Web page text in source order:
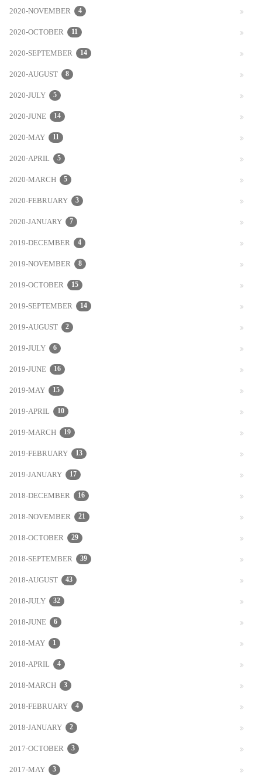
2020-NOVEMBER 4
2020-OCTOBER 11
2020-SEPTEMBER 14
2020-AUGUST 8
2020-JULY 5
2020-JUNE 14
2020-MAY 11
2020-APRIL 5
2020-MARCH 5
2020-FEBRUARY 3
2020-JANUARY 7
2019-DECEMBER 4
2019-NOVEMBER 8
2019-OCTOBER 15
2019-SEPTEMBER 14
2019-AUGUST 2
2019-JULY 6
2019-JUNE 16
2019-MAY 15
2019-APRIL 10
2019-MARCH 19
2019-FEBRUARY 13
2019-JANUARY 17
2018-DECEMBER 16
2018-NOVEMBER 21
2018-OCTOBER 29
2018-SEPTEMBER 39
2018-AUGUST 43
2018-JULY 32
2018-JUNE 6
2018-MAY 1
2018-APRIL 4
2018-MARCH 3
2018-FEBRUARY 4
2018-JANUARY 2
2017-OCTOBER 3
2017-MAY 3